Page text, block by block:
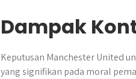
Dampak
Keputusan Manchester United
yang signifikan pada moral